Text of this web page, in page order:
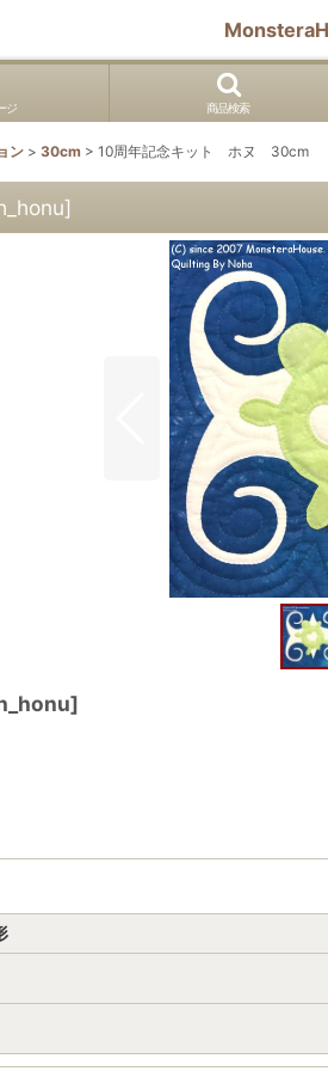
ジ 商品検索
ン > 30cm > 10周年記念キット ホヌ 30cm
]
]